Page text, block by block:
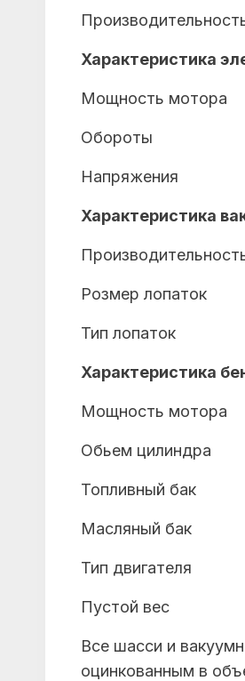
Характеристика
Мощность мотора
Обороты
Напряжения
Характеристика
Розмер лопаток
Тип лопаток
Характеристика
Мощность мотора
Обьем цилиндра
Топливный бак
Масляный бак
Тип двигателя
Пустой вес
Все шасси и
оцинкованным в